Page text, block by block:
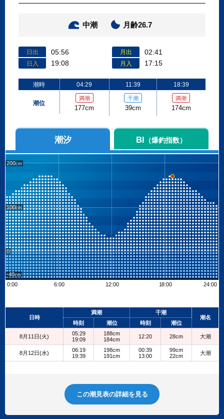
中潮 月齢26.7
日出 05:56
日入 19:08
月出 02:41
月入 17:15
潮時
潮位
04:29
満潮
177cm
11:39
干潮
39cm
18:39
満潮
174cm
潮汐 BI （爆釣指数）
200
100
0
-40
0:00
6:00 12:00 18:00 24:00
+
日時
満潮
干潮
潮名
時刻
潮位 時刻 潮位
8月11日(火)
05:29
19:09
188cm
184cm
12:20 28cm 大潮
8月12日(水)
06:19
19:39
198cm
191cm
00:39
13:00
99cm
22cm
大潮
この潮見表の詳細を見る